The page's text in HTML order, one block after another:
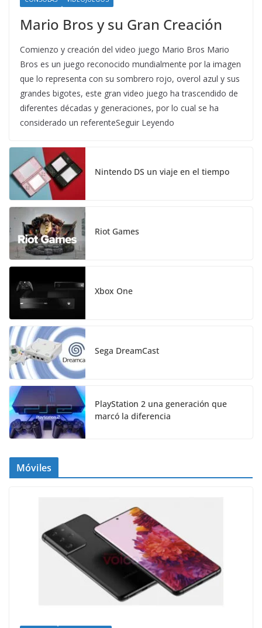
Mario Bros y su Gran Creación
Comienzo y creación del video juego Mario Bros Mario
Bros es un juego reconocido mundialmente por la imagen
que lo representa con su sombrero rojo, overol azul y sus
grandes bigotes, este gran video juego ha trascendido de
diferentes décadas y generaciones, por lo cual se ha
considerado un referenteSeguir Leyendo
Nintendo DS un viaje en el tiempo
Riot Games
Xbox One
Sega DreamCast
PlayStation 2 una generación que
marcó la diferencia
Móviles